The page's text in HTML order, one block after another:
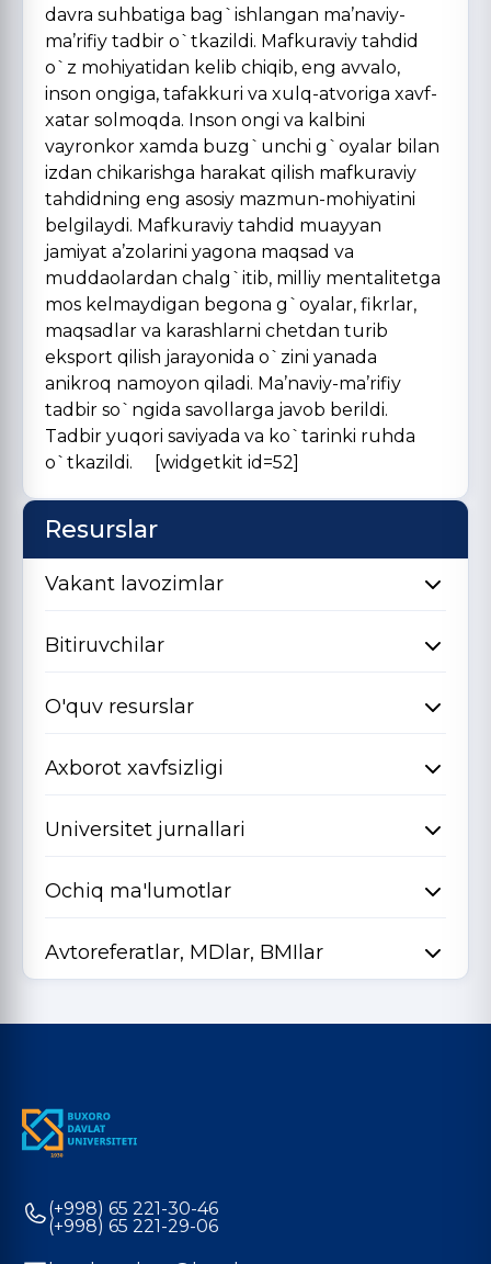
davra suhbatiga bag`ishlangan ma’naviy-
ma’rifiy tadbir o`tkazildi. Mafkuraviy tahdid
o`z mohiyatidan kelib chiqib, eng avvalo,
inson ongiga, tafakkuri va xulq-atvoriga xavf-
xatar solmoqda. Inson ongi va kalbini
vayronkor xamda buzg`unchi g`oyalar bilan
izdan chikarishga harakat qilish mafkuraviy
tahdidning eng aso­siy mazmun-mohiyatini
belgilaydi. Mafkuraviy tahdid muayyan
jamiyat a’zolarini yagona maqsad va
muddaolardan chalg`itib, mil­liy mentalitetga
mos kelmaydigan begona g`oyalar, fikrlar,
maq­sadlar va karashlarni chetdan turib
eksport qilish jarayonida o`zini yanada
anikroq namoyon qiladi. Ma’naviy-ma’rifiy
tadbir so`ngida savollarga javob berildi.
Tadbir yuqori saviyada va ko`tarinki ruhda
o`tkazildi. [widgetkit id=52]
Resurslar
Vakant lavozimlar
Bitiruvchilar
O'quv resurslar
Axborot xavfsizligi
Universitet jurnallari
Ochiq ma'lumotlar
Avtoreferatlar, MDlar, BMIlar
(+998) 65 221-30-46
(+998) 65 221-29-06